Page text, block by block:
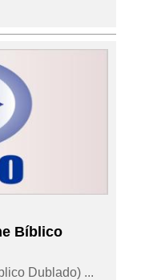
Bíblico
Dublado) ...